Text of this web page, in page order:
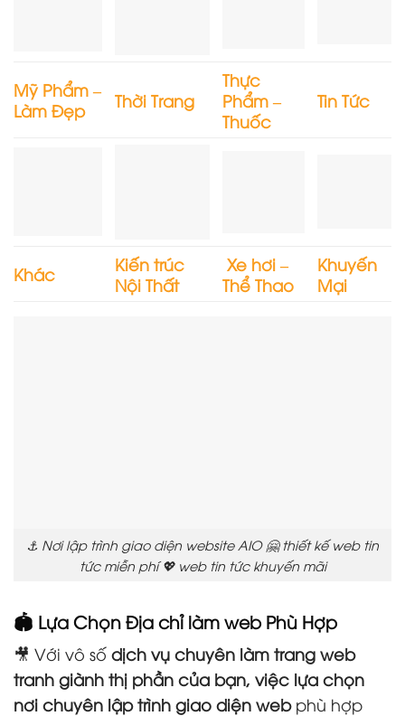
Mỹ Phẩm –
Làm Đẹp
Thời Trang
Thực
Phẩm –
Thuốc
Tin Tức
Khác
Kiến trúc
Nội Thất
Xe hơi –
Thể Thao
Khuyến
Mại
⚓ Nơi lập trình giao diện website AIO 🤗 thiết kế web tin
tức miễn phí 💖 web tin tức khuyến mãi
🏟️ Lựa Chọn Địa chỉ làm web Phù Hợp
🎥 Với vô số dịch vụ chuyên làm trang web
tranh giành thị phần của bạn, việc lựa chọn
nơi chuyên lập trình giao diện webphù hợp